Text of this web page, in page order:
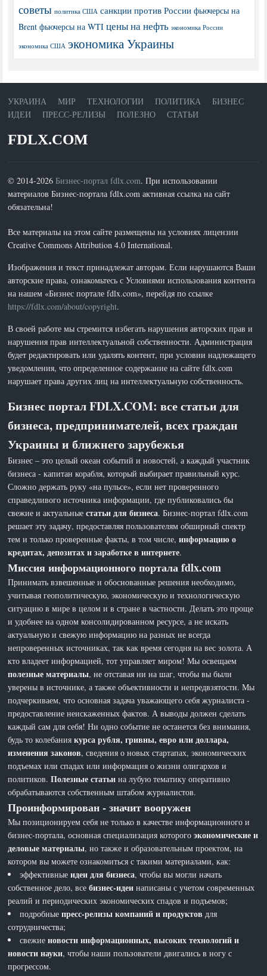
советы политика США санкции против России фьючерсы на
Brent фьючерсы на WTI цены на нефть экономика России
экономика США экономика Украины
УКРАИНА МИР ТЕХНОЛОГИИ ПОЛИТИКА
БИЗНЕС
ИДЕИ
ПРЕСС-РЕЛИЗЫ ПОЛЕЗНО СТАТЬИ
FDLX.COM
© 2014-2026 Бизнес-портал fdlx.com. При использовании
материалов Бизнес-портала fdlx.com активная ссылка на сайт
обязательна!
Все материалы на этом сайте размещены на условиях лицензии
Creative Commons Attribution 4.0 International.
Изображения и текст принадлежат авторам. Если нарушаются Ваши
авторские права, ознакомьтесь с Условиями использования контента
на нашем «Бизнес портале fdlx.com», перейдя по ссылке
https://fdlx.com/about/copyright.
В своей работе мы стремится избегать нарушения авторских прав и
нарушения прав интеллектуальной собственности. Администрация
будет редактировать или удалять контент, при условии надлежащего
уведомления, что определенное содержание на сайте fdlx.com
нарушает права других лиц на интеллектуальную собственность.
Бизнес портал FDLX.COM: все статьи для
бизнеса, предпринимателей, всех граждан
Украины и ближнего зарубежья
Бизнес – это целый океан событий и новостей, а каждый участник
бизнеса - капитан корабля, который выбирает правильный курс.
Сложно держать руку «на пульсе», если нет проверенного
справедливого источника информации, где публиковались бы
свежие и актуальныестатьи для бизнеса. Бизнес-портал fdlx.com
решает эту задачу, предоставляя пользователям обширный спектр
тем и только проверенные факты, в том числе,информацию о
кредитах, депозитах и заработке в интернете.
Миссия информационного портала fdlx.com
Принимать взвешенные и обоснованные решения необходимо,
учитывая геополитическую, экономическую и технологическую
ситуацию в мире в целом и в стране в частности. Делать это проще
и удобнее на одном консолидированном ресурсе, а не искать
актуальную и свежую информацию на разных не всегда
непроверенных источниках, так как время сегодня на вес золота. А
кто владеет информацией, тот управляет миром! Мы освещаем
полезные материалы, не отставая ни на шаг, чтобы вы были
уверены в источнике, а также объективности и непредвзятости. Мы
подчеркиваем, что основная задача уважающего себя журналиста -
предоставление неискаженных фактов. А выводы должен сделать
каждый сам для себя! Ни одно событие не останется без внимания,
будь то колебаниякурса рубля, гривны, евро или доллара,
изменения законов, сведения о новых стартапах, экономических
подъемах или спадах или информация о жизни олигархов и
политиков.Полезные статьи на лубую тематику оперативно
обрабатываются собственным штабом журналистов.
Проинформирован - значит вооружен
Мы позиционируем себя не только в качестве информационного и
бизнес-портала, основная специализация которогоэкономические и
деловые материалы, но также и образовательным проектом, на
котором вы можете ознакомиться с такими материалами, как:
эффективныеидеи для бизнеса, чтобы вы могли начать
собственное дело, всебизнес-идеи написаны с учетом современных
реалий и периодических экономических спадов и подъемов;
подробныепресс-релизы компаний и продуктов для
сотрудничества;
свежиеновости информационных, высоких технологий и
новости науки, чтобы наши пользователи двигались в ногу с
прогрессом.